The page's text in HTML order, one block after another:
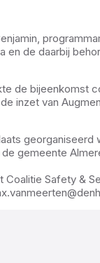
de daarbij
de bijeenkomst
inzet van
gemeente
Safety &